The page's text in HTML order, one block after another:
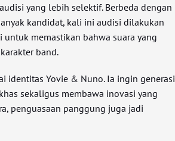
yang lebih selektif. Berbeda dengan
kandidat, kali ini audisi dilakukan
memastikan bahwa suara yang
band.
identitas Yovie & Nuno. Ia ingin generasi
sekaligus membawa inovasi yang
penguasaan panggung juga jadi